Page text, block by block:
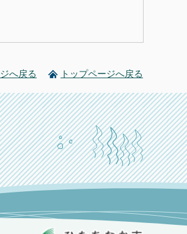
へ戻る トップページへ戻る